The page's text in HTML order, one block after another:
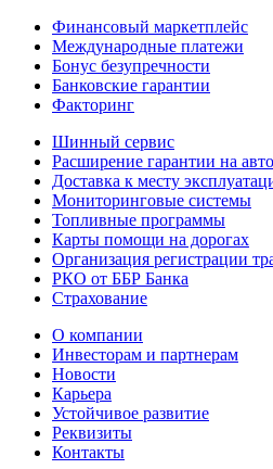
Финансовый маркетплейс
Международные платежи
Бонус безупречности
Банковские гарантии
Факторинг
Шинный сервис
Расширение гарантии на
Доставка к месту
Мониторинговые системы
Топливные программы
Карты помощи на дорогах
Организация регистрации
РКО от ББР Банка
Страхование
О компании
Инвесторам и партнерам
Новости
Карьера
Устойчивое развитие
Реквизиты
Контакты